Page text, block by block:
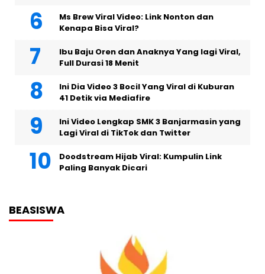
Ms Brew Viral Video: Link Nonton dan
Kenapa Bisa Viral?
Ibu Baju Oren dan Anaknya Yang lagi Viral,
Full Durasi 18 Menit
Ini Dia Video 3 Bocil Yang Viral di Kuburan
41 Detik via Mediafire
Ini Video Lengkap SMK 3 Banjarmasin yang
Lagi Viral di TikTok dan Twitter
Doodstream Hijab Viral: Kumpulin Link
Paling Banyak Dicari
BEASISWA